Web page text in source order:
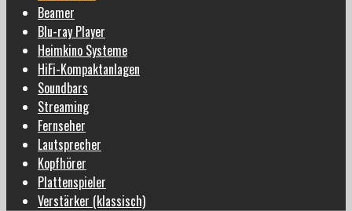
Beamer
Blu-ray Player
Heimkino Systeme
HiFi-Kompaktanlagen
Soundbars
Streaming
Fernseher
Lautsprecher
Kopfhörer
Plattenspieler
Verstärker (klassisch)